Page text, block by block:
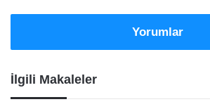
Yorumlar
İlgili Makaleler